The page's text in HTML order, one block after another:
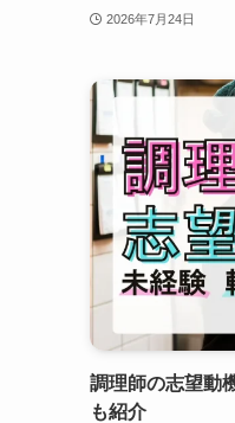
2026年7月24日
調理師の志望動
も紹介